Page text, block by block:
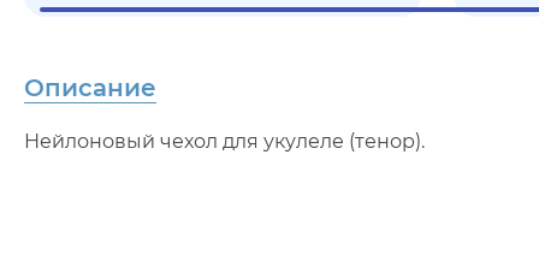
Описание
Нейлоновый чехол для укулеле (тенор).